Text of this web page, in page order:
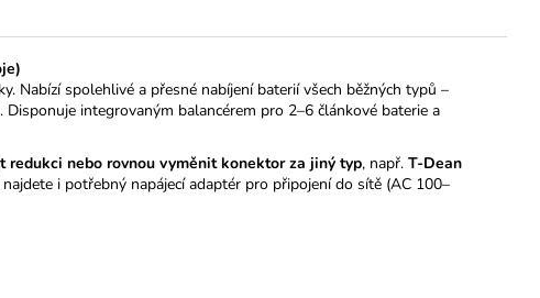
Nabízí spolehlivé a přesné nabíjení baterií všech běžných typů –
integrovaným balancérem pro 2–6 článkové baterie a
redukci nebo rovnou vyměnit konektor za jiný typ, např. T-Dean
i potřebný napájecí adaptér pro připojení do sítě (AC 100–